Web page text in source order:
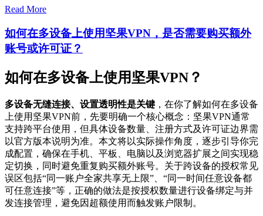
Read More
如何在多设备上使用坚果VPN，是否需要购买额外
账号或许可证？
如何在多设备上使用坚果VPN？
多设备无缝连接、设置透明性是关键 ，在你了解如何在多设备
上使用坚果VPN前，先要明确一个核心概念：坚果VPN通常
支持跨平台使用，但具体设备数量、注册方式及许可证边界需
以官方版本说明为准。本文将以实际操作角度，逐步引导你完
成配置，确保在手机、平板、电脑以及浏览器扩展之间实现稳
定切换，同时避免重复购买额外账号。关于跨设备的授权常见
误区包括“同一账户全家共享无上限”、“同一时间任意设备都
可任意连接”等，正确的做法是按授权数量进行设备绑定与并
发连接管理，避免因超额使用而触发账户限制。